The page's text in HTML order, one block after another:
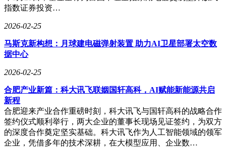
指数证券投资…
2026-02-25
马斯克新构想：月球建电磁弹射装置 助力AI卫星部署太空数
据中心
2026-02-25
合肥产业新篇：科大讯飞联姻国轩高科，AI赋能新能源共启
新程
合肥迎来产业合作重磅时刻，科大讯飞与国轩高科的战略合作
签约仪式顺利举行，两大企业的董事长现场见证签约，为双方
的深度合作奠定坚实基础。科大讯飞作为人工智能领域的领军
企业，凭借多年的技术深耕，在大模型应用、企业数…